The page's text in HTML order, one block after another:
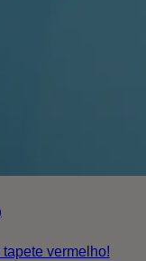
vermelho!